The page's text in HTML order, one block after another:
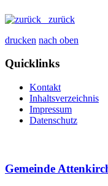
zurück
drucken nach oben
Quicklinks
Kontakt
Inhaltsverzeichnis
Impressum
Datenschutz
Gemeinde